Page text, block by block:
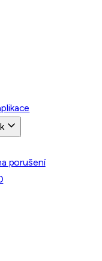
porušení